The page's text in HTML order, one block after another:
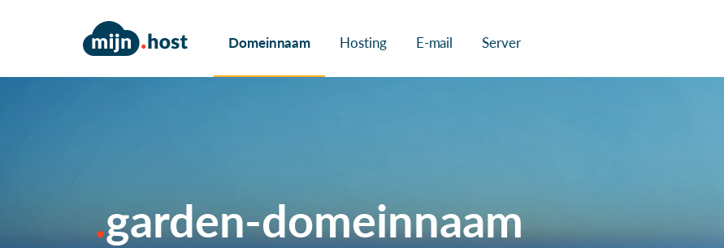
Domeinnaam Hosting E-mail Server
garden-domeinnaam